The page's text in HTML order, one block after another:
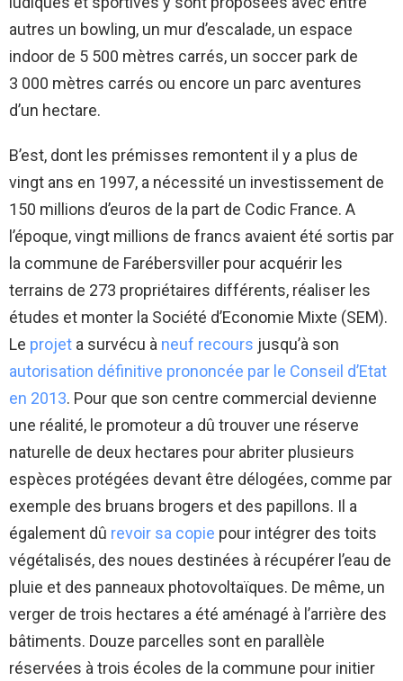
autres un bowling, un mur d’escalade, un espace
indoor de 5 500 mètres carrés, un soccer park de
3 000 mètres carrés ou encore un parc aventures
d’un hectare.
B’est, dont les prémisses remontent il y a plus de
vingt ans en 1997, a nécessité un investissement de
150 millions d’euros de la part de Codic France. A
l’époque, vingt millions de francs avaient été sortis par
la commune de Farébersviller pour acquérir les
terrains de 273 propriétaires différents, réaliser les
études et monter la Société d’Economie Mixte (SEM).
Le projet a survécu à neuf recours jusqu’à son
autorisation définitive prononcée par le Conseil d’Etat
en 2013. Pour que son centre commercial devienne
une réalité, le promoteur a dû trouver une réserve
naturelle de deux hectares pour abriter plusieurs
espèces protégées devant être délogées, comme par
exemple des bruans brogers et des papillons. Il a
également dû revoir sa copie pour intégrer des toits
végétalisés, des noues destinées à récupérer l’eau de
pluie et des panneaux photovoltaïques. De même, un
verger de trois hectares a été aménagé à l’arrière des
bâtiments. Douze parcelles sont en parallèle
réservées à trois écoles de la commune pour initier